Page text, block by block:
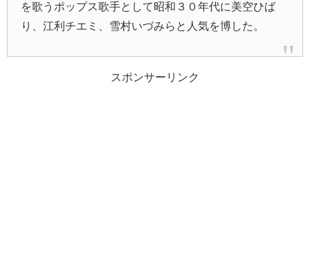
を歌うポップス歌手として昭和３０年代に美空ひば
り、江利チエミ、雪村いづみらと人気を博した。
スポンサーリンク